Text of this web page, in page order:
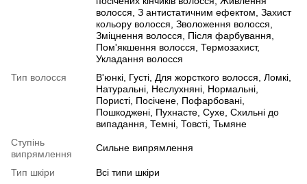
волосся, З антистатичним ефектом, Захист
кольору волосся, Зволоження волосся,
Зміцнення волосся, Після фарбування,
Пом'якшення волосся, Термозахист,
Укладання волосся
Тип волосся
В'юнкі, Густі, Для жорсткого волосся, Ломкі,
Натуральні, Неслухняні, Нормальні,
Пористі, Посічене, Пофарбовані,
Пошкоджені, Пухнасте, Сухе, Схильні до
випадання, Темні, Товсті, Тьмяне
Ступінь
випрямлення
Сильне випрямлення
Тип шкіри
Всі типи шкіри